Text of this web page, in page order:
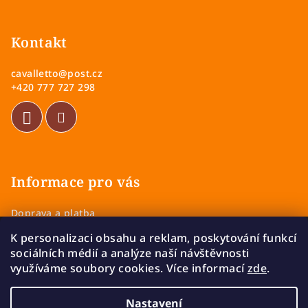
K personalizaci obsahu a reklam, poskytování funkcí
sociálních médií a analýze naší návštěvnosti
využíváme soubory cookies. Více informacízde.
Nastavení
Kontakt
cavalletto@post.cz
+420 777 727 298
Informace pro vás
Doprava a platba
Zásady ochrany osobních údajů
Vrácení a výměna zboží